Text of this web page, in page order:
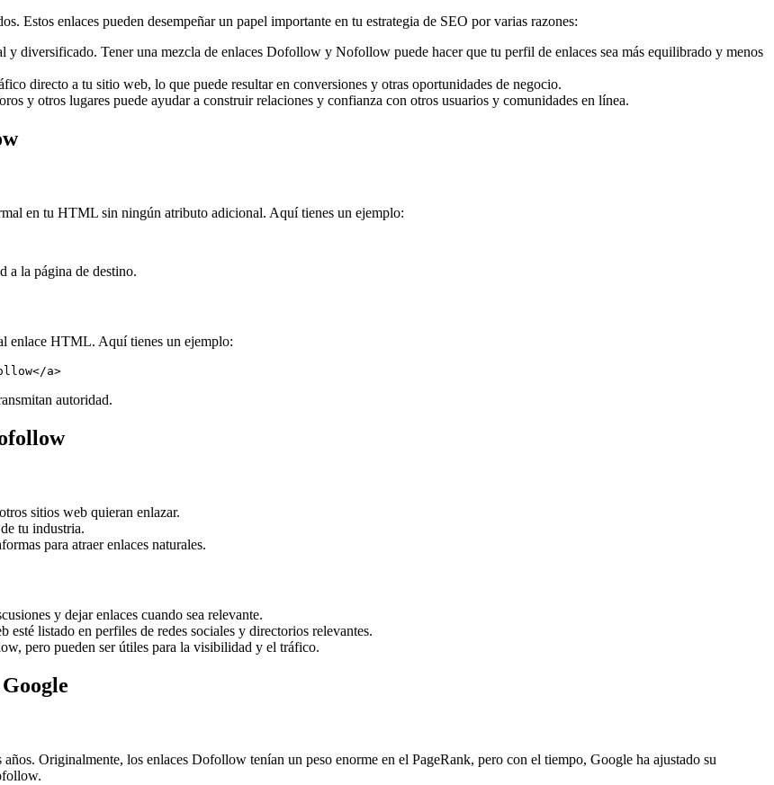
Estos enlaces pueden desempeñar un papel importante en tu estrategia de SEO por varias razones:
y diversificado. Tener una mezcla de enlaces Dofollow y Nofollow puede hacer que tu perfil de enlaces sea más equilibrado y menos
directo a tu sitio web, lo que puede resultar en conversiones y otras oportunidades de negocio.
y otros lugares puede ayudar a construir relaciones y confianza con otros usuarios y comunidades en línea.
en tu HTML sin ningún atributo adicional. Aquí tienes un ejemplo:
a la página de destino.
enlace HTML. Aquí tienes un ejemplo:
a>
autoridad.
sitios web quieran enlazar.
tu industria.
para atraer enlaces naturales.
y dejar enlaces cuando sea relevante.
esté listado en perfiles de redes sociales y directorios relevantes.
pero pueden ser útiles para la visibilidad y el tráfico.
Originalmente, los enlaces Dofollow tenían un peso enorme en el PageRank, pero con el tiempo, Google ha ajustado su